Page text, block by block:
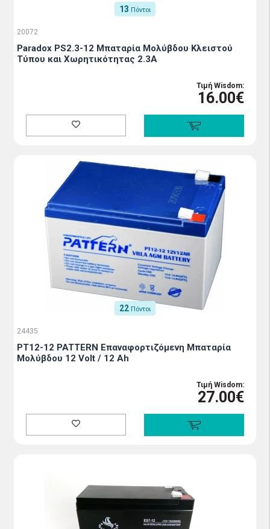
13 Πόντοι
20072
Paradox PS2.3-12 Μπαταρία Μολύβδου Κλειστού
Τύπου και Χωρητικότητας 2.3Α
Τιμή Wisdom:
16.00€
22 Πόντοι
24435
PT12-12 PATTERN Επαναφορτιζόμενη Μπαταρία
Μολύβδου 12 Volt / 12 Ah
Τιμή Wisdom:
27.00€